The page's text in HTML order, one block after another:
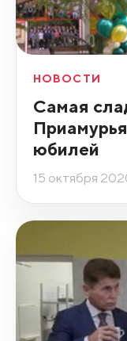
НОВОСТИ
Самая
юбилей
15 октября